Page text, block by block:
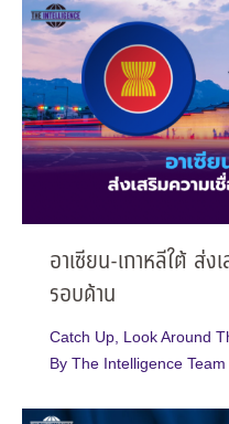
อาเซียน-เกาหลีใต้ ส่ง
รอบด้าน
Catch Up Look Around
By The Intelligence Team